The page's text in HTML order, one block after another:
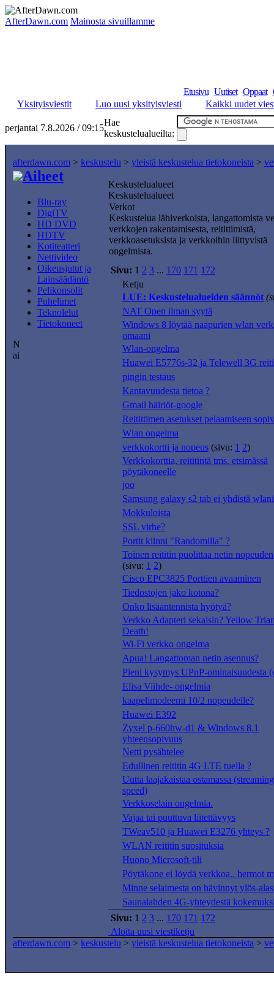
AfterDawn.com Mainosta sivuillamme
Etusivu Uutiset Oppaat
Yksityisviestit
Luo uusi yksityisviesti Kaikki uudet
perjantai 7.8.2026 / 09:15
Hae
keskustelualueilta:
afterdawn.com > keskustelu > yleistä keskustelua tietokoneista >
Aiheet
Blu-ray
DigiTV
HD DVD
HDTV
Kotiteatteri
Nettivideo
Oikeusjutut ja
Lainsäädäntö
Pelikonsolit
Puhelimet
Teknolelut
Tietokoneet
Keskustelualueet
Keskustelualueet
Verkot
Keskustelua lähiverkoista, langattomista
verkkojen rakentamisesta, reitittimistä,
verkkoasetuksista ja verkkoihin liittyvistä
ongelmista.
Sivu: 1 2 3 ... 170 171 172
Ketju
LUE: Keskustelualueiden säännöt
NAT Open ilman syytä
Windows 8 löytää naapurien wlan
omaani
Wlan-ongelma
Huawei E5776s-32 ja Telewell 3G
pingin testaus
Kantavuudesta tietoa ?
Gmail häiriöt-google
Reitittimen asetukset pelaamiseen
Wlan ongelma
verkkokortti ja nopeus (sivu: 1 2)
Verkkokorttia, reititintä tms. etsimässä
pöytäkoneelle
joo
Samsung galaxy s2 tab ei yhdistä
Mokkuloista
SSL virhe?
Portit kiinni "Randomilla" ?
Toinen reititin puolittaa netin
(sivu: 1 2)
Cisco EPC3825 Porttien avaaminen
Tiedostojen jako kotona?
Onko lisäantennista hyötyä?
Verkko Adapteri sekaisin? Yellow
Death!
Wi-Fi verkko ongelma
Apua! Langattoman netin asennus?
Pieni kysymys UPnP-ominaisuudesta
Elisa Viihde- ongelmia
kaapelimodeemi 10/2 nopeudelle?
Huawei E392
Zyxel p-660hw-d1 & Windows 8.1
yhteensopivuus
Netti pysähtelee
Edullinen reititin 4G LTE tuella ?
Uutta laajakaistaa ostamassa
speed)
Verkkoselain ongelmia.
Vajaa tai puuttuva liitettävyys
TWeav510 ja Huawei E3276 yhteys ?
WLAN reititin suosituksia
Huono Microsoft-tili
Pöytäkone ei löydä verkkoa.. hermot
Minne selaimesta on hävinnyt ylös-
Saunalahden 4G-yhteydestä
Sivu: 1 2 3 ... 170 171 172
Aloita uusi viestiketju
afterdawn.com > keskustelu > yleistä keskustelua tietokoneista >